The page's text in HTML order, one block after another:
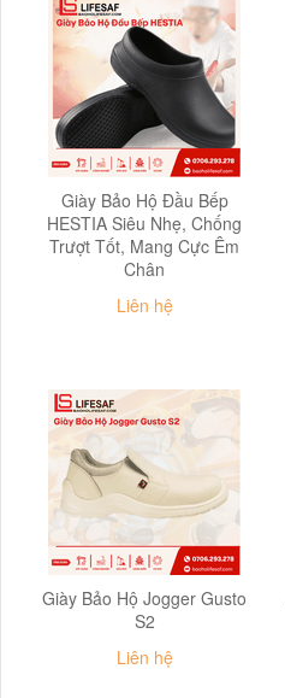
Giày Bảo Hộ Đầu Bếp
HESTIA Siêu Nhẹ, Chống
Trượt Tốt, Mang Cực Êm
Chân
Liên hệ
Giày Bảo Hộ Jogger Gusto
S2
Liên hệ